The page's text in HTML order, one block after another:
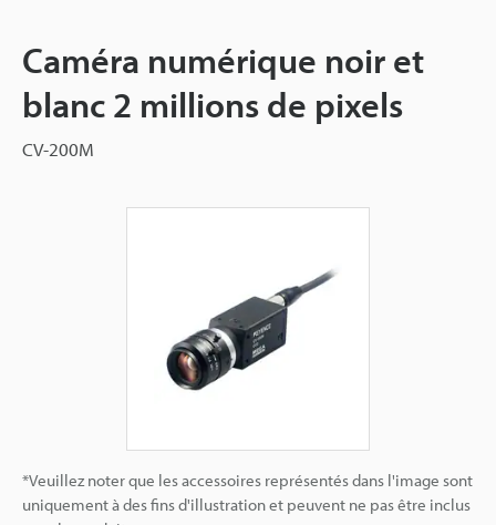
Caméra numérique noir et
blanc 2 millions de pixels
CV-200M
*Veuillez noter que les accessoires représentés dans l'image sont
uniquement à des fins d'illustration et peuvent ne pas être inclus